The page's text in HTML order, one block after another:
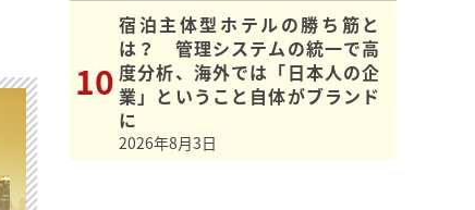
宿泊主体型ホテルの勝ち筋と
は？ 管理システムの統一で高
度分析、海外では「日本人の企
業」ということ自体がブランド
に
2026年8月3日